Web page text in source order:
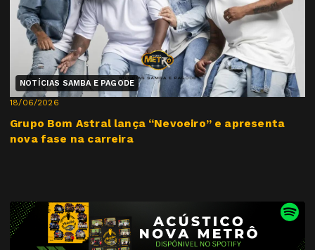
NOTÍCIAS SAMBA E PAGODE
18/06/2026
Grupo Bom Astral lança “Nevoeiro” e apresenta
nova fase na carreira